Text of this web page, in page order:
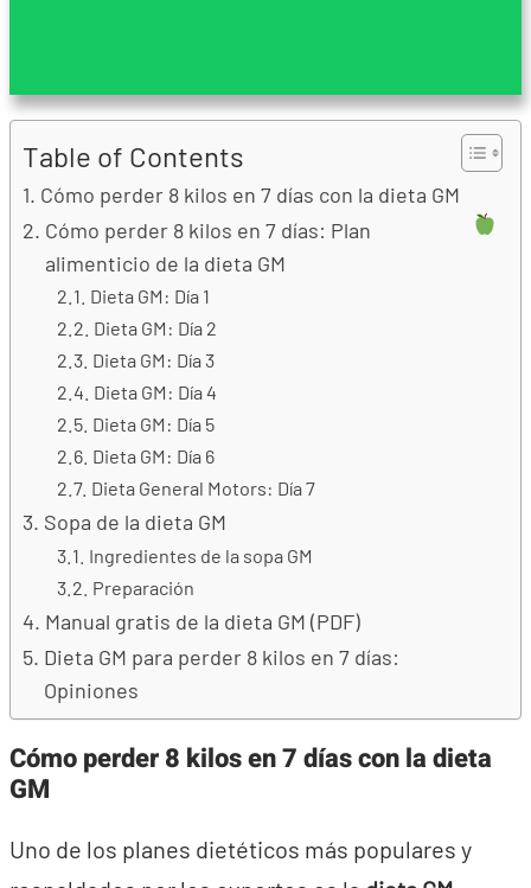
Table of Contents
Cómo perder 8 kilos en 7 días con la dieta GM
Cómo perder 8 kilos en 7 días: Plan
alimenticio de la dieta GM
Dieta GM: Día 1
Dieta GM: Día 2
Dieta GM: Día 3
Dieta GM: Día 4
Dieta GM: Día 5
Dieta GM: Día 6
Dieta General Motors: Día 7
Sopa de la dieta GM
Ingredientes de la sopa GM
Preparación
Manual gratis de la dieta GM (PDF)
Dieta GM para perder 8 kilos en 7 días:
Opiniones
Cómo perder 8 kilos en 7 días con la dieta
GM
Uno de los planes dietéticos más populares y